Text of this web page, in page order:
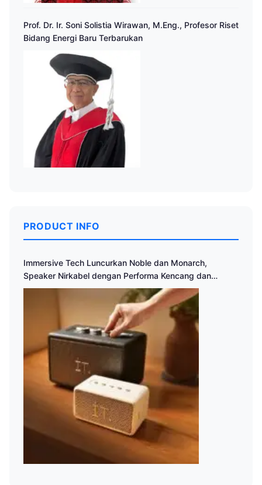
Prof. Dr. Ir. Soni Solistia Wirawan, M.Eng., Profesor Riset
Bidang Energi Baru Terbarukan
PRODUCT INFO
Immersive Tech Luncurkan Noble dan Monarch,
Speaker Nirkabel dengan Performa Kencang dan
Desain Klasik